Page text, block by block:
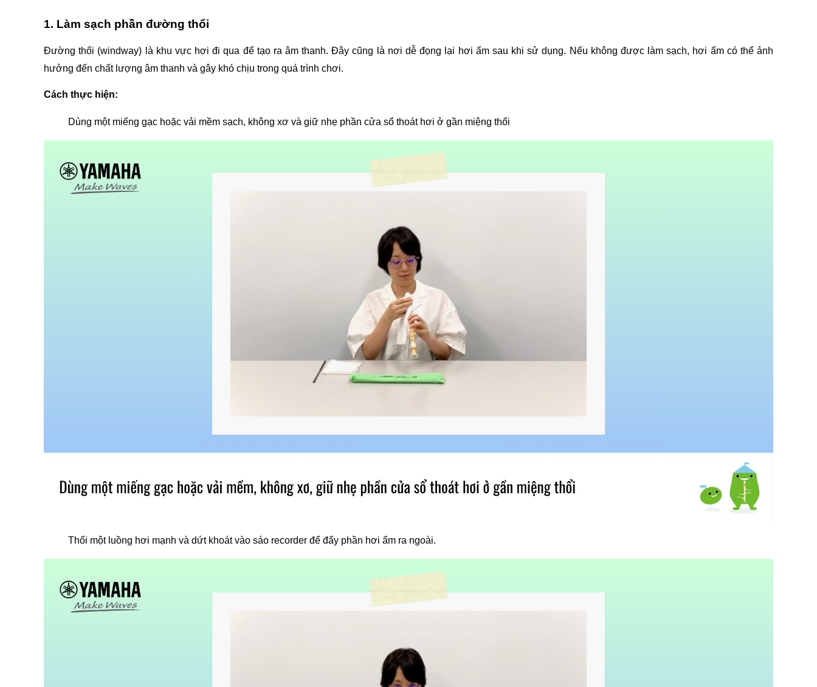
1. Làm sạch phần đường thổi
Đường thổi (windway) là khu vực hơi đi qua để tạo ra âm thanh. Đây cũng là nơi dễ đọng lại hơi ẩm sau khi sử dụng. Nếu không được làm sạch, hơi ẩm có thể ảnh
hưởng đến chất lượng âm thanh và gây khó chịu trong quá trình chơi.
Cách thực hiện:
Dùng một miếng gạc hoặc vải mềm sạch, không xơ và giữ nhẹ phần cửa sổ thoát hơi ở gần miệng thổi
Thổi một luồng hơi mạnh và dứt khoát vào sáo recorder để đẩy phần hơi ẩm ra ngoài.